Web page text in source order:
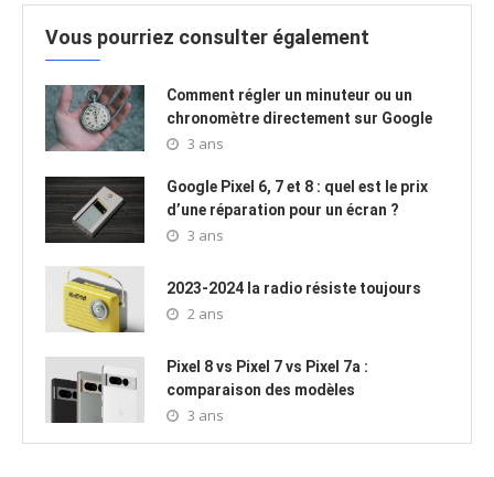
Vous pourriez consulter également
Comment régler un minuteur ou un
chronomètre directement sur Google
3 ans
Google Pixel 6, 7 et 8 : quel est le prix
d’une réparation pour un écran ?
3 ans
2023-2024 la radio résiste toujours
2 ans
Pixel 8 vs Pixel 7 vs Pixel 7a :
comparaison des modèles
3 ans